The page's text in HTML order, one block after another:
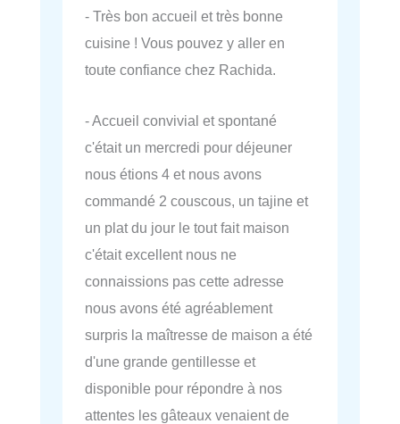
- Très bon accueil et très bonne
cuisine ! Vous pouvez y aller en
toute confiance chez Rachida.
- Accueil convivial et spontané
c'était un mercredi pour déjeuner
nous étions 4 et nous avons
commandé 2 couscous, un tajine et
un plat du jour le tout fait maison
c'était excellent nous ne
connaissions pas cette adresse
nous avons été agréablement
surpris la maîtresse de maison a été
d'une grande gentillesse et
disponible pour répondre à nos
attentes les gâteaux venaient de